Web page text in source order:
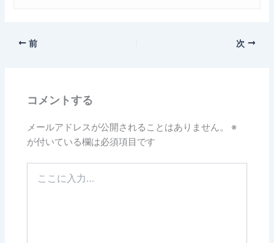
前 次
コメントする
メールアドレスが公開されることはありません。
※
が付いている欄は必須項目です